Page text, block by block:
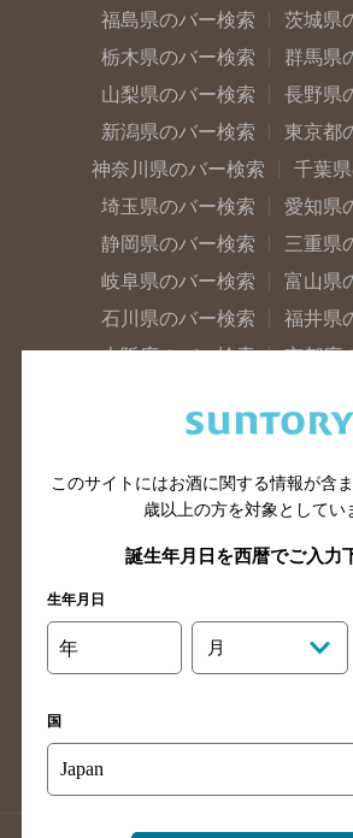
福島県のバー検索
茨城県
栃木県のバー検索
群馬県
山梨県のバー検索
長野県
新潟県のバー検索
東京都
神奈川県のバー検索
千葉
埼玉県のバー検索
愛知県
静岡県のバー検索
三重県
岐阜県のバー検索
富山県
石川県のバー検索
福井県
大阪府のバー検索
京都府
滋賀県のバー検索
和歌山
山口県のバー検索
鳥取県
島根県のバー検索
徳島県
高知県のバー検索
福岡県
長崎県のバー検索
佐賀県
このサイトにはお酒に関する情報が含
歳以上の方を対象としてい
誕生年月日を西暦でご入力
生年月日
年 月
国